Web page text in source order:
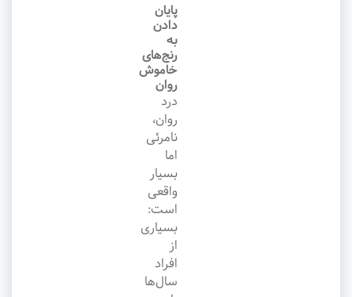
پایان
دادن
به
رنج‌های
خاموش
روان
درد
روان،
نامرئی
اما
بسیار
واقعی
است:
بسیاری
از
افراد
سال‌ها